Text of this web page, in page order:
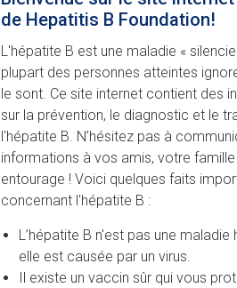
de Hepatitis B Foundation!
L'hépatite B est une maladie «
plupart des personnes atteintes
le sont. Ce site internet contient des
sur la prévention, le diagnostic et le
l'hépatite B. N’hésitez pas à
informations à vos amis, votre
entourage ! Voici quelques faits
concernant l'hépatite B :
L’hépatite B n'est pas une maladie
elle est causée par un virus.
Il existe un vaccin sûr qui vous